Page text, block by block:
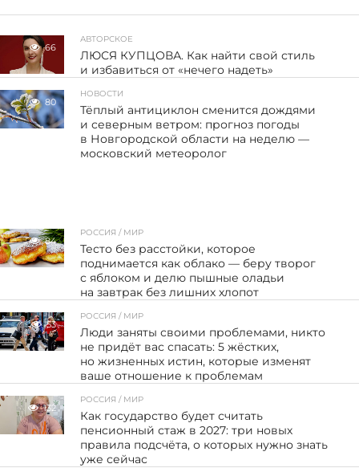
66
АВТОРСКОЕ
ЛЮСЯ КУПЦОВА. Как найти свой стиль
и избавиться от «нечего надеть»
80
НОВОСТИ
Тёплый антициклон сменится дождями
и северным ветром: прогноз погоды
в Новгородской области на неделю —
московский метеоролог
84
РОССИЯ / МИР
Тесто без расстойки, которое
поднимается как облако — беру творог
с яблоком и делю пышные оладьи
на завтрак без лишних хлопот
53
РОССИЯ / МИР
Люди заняты своими проблемами, никто
не придёт вас спасать: 5 жёстких,
но жизненных истин, которые изменят
ваше отношение к проблемам
132
РОССИЯ / МИР
Как государство будет считать
пенсионный стаж в 2027: три новых
правила подсчёта, о которых нужно знать
уже сейчас